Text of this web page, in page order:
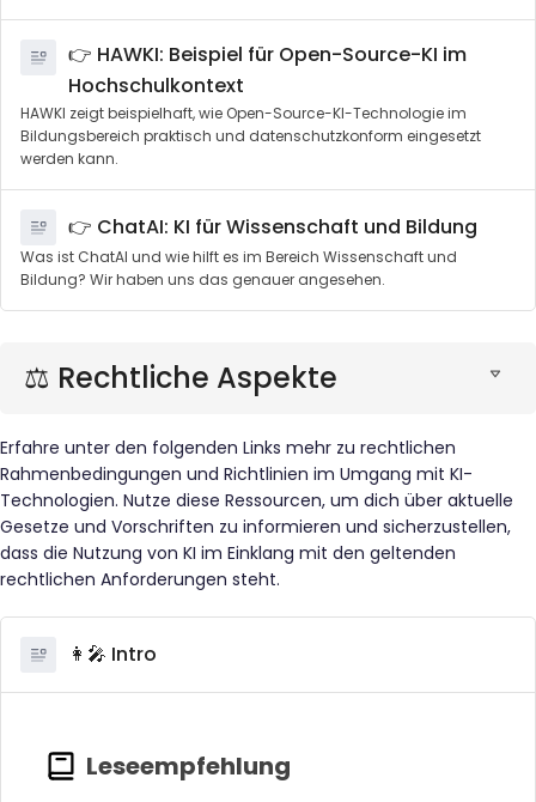
👉 HAWKI: Beispiel für Open-Source-KI im
Hochschulkontext
HAWKI zeigt beispielhaft, wie Open-Source-KI-Technologie im
Bildungsbereich praktisch und datenschutzkonform eingesetzt
werden kann.
👉 ChatAI: KI für Wissenschaft und Bildung
Was ist ChatAI und wie hilft es im Bereich Wissenschaft und
Bildung? Wir haben uns das genauer angesehen.
⚖ Rechtliche Aspekte
Erfahre unter den folgenden Links mehr zu rechtlichen
Rahmenbedingungen und Richtlinien im Umgang mit KI-
Technologien. Nutze diese Ressourcen, um dich über aktuelle
Gesetze und Vorschriften zu informieren und sicherzustellen,
dass die Nutzung von KI im Einklang mit den geltenden
rechtlichen Anforderungen steht.
👩‍🎤 Intro